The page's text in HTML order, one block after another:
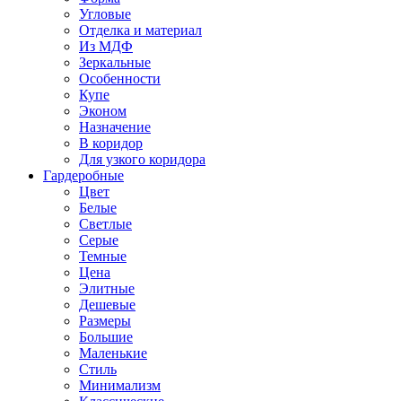
Угловые
Отделка и материал
Из МДФ
Зеркальные
Особенности
Купе
Эконом
Назначение
В коридор
Для узкого коридора
Гардеробные
Цвет
Белые
Светлые
Серые
Темные
Цена
Элитные
Дешевые
Размеры
Большие
Маленькие
Стиль
Минимализм